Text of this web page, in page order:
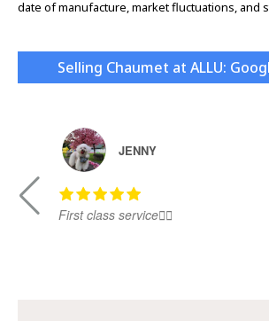
date of manufacture, market fluctuations, and
Selling Chaumet at ALLU:
First class service👍🏻
JENNY